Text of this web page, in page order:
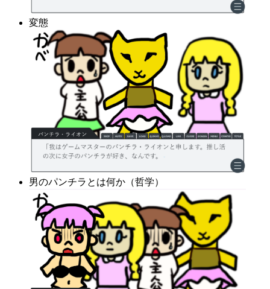
変態
男のパンチラとは何か（哲学）